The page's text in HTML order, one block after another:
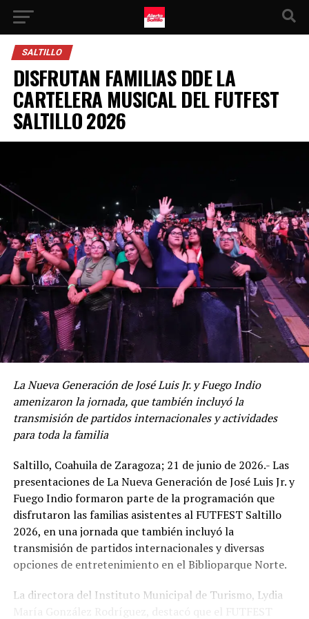
SALTILLO
DISFRUTAN FAMILIAS DDE LA
CARTELERA MUSICAL DEL FUTFEST
SALTILLO 2026
La Nueva Generación de José Luis Jr. y Fuego Indio
amenizaron la jornada, que también incluyó la
transmisión de partidos internacionales y actividades
para toda la familia
Saltillo, Coahuila de Zaragoza; 21 de junio de 2026.- Las
presentaciones de La Nueva Generación de José Luis Jr. y
Fuego Indio formaron parte de la programación que
disfrutaron las familias asistentes al FUTFEST Saltillo
2026, en una jornada que también incluyó la
transmisión de partidos internacionales y diversas
opciones de entretenimiento en el Biblioparque Norte.
La directora del Instituto Municipal de Turismo, Lydia